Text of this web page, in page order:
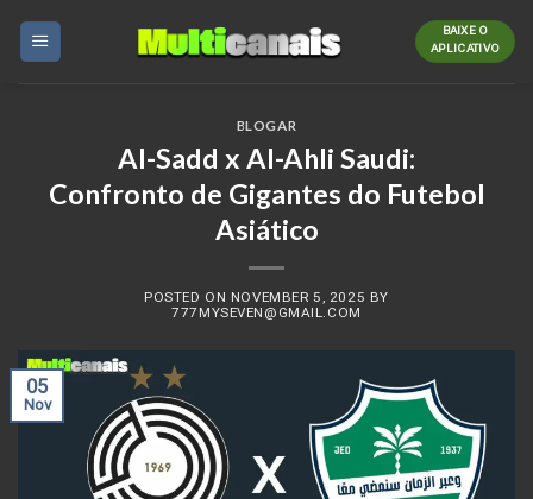
BAIXE O
APLICATIVO
BLOGAR
Al-Sadd x Al-Ahli Saudi:
Confronto de Gigantes do Futebol
Asiático
POSTED ON NOVEMBER 5, 2025 BY
777MYSEVEN@GMAIL.COM
05
Nov